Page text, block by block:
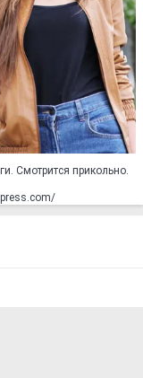
Смотрится прикольно.